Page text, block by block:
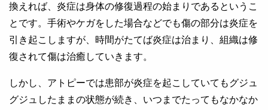
換えれば、炎症は身体の修復過程の始まりであるというこ
とです。手術やケガをした場合などでも傷の部分は炎症を
引き起こしますが、時間がたてば炎症は治まり、組織は修
復されて傷は治癒していきます。
しかし、アトピーでは患部が炎症を起こしていてもグジュ
グジュしたままの状態が続き、いつまでたってもなかなか